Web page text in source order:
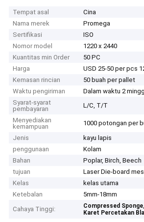
Tempat asal
Cina
Nama merek
Promega
Sertifikasi
ISO
Nomor model
1220 x 2440
Kuantitas min Order
50 PC
Harga
USD 25-50 per pcs
Kemasan rincian
50 buah per pallet
Waktu pengiriman
Dalam waktu 2
Syarat-syarat
pembayaran
L/C, T/T
Menyediakan
kemampuan
1000 potongan per
Jenis
kayu lapis
penggunaan
Kolam
Bahan
Poplar, Birch, Beech
tujuan
Laser Die-board
Kelas
kelas utama
Ketebalan
5mm-18mm
Cahaya Tinggi:
Compressed Sponge,
Karet Percetakan